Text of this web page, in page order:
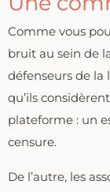
Comme vous
bruit au sein de
défenseurs de la
qu’ils
plateforme : un
censure.
De l’autre, les